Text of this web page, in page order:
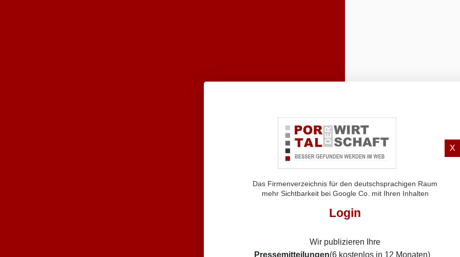
X
Das Firmenverzeichnis für den deutschsprachigen Raum
mehr Sichtbarkeit bei Google Co. mit Ihren Inhalten
Login
Wir publizieren Ihre
Pressemitteilungen(6 kostenlos in 12 Monaten)